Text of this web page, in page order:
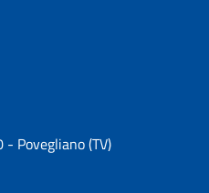
Povegliano (TV)